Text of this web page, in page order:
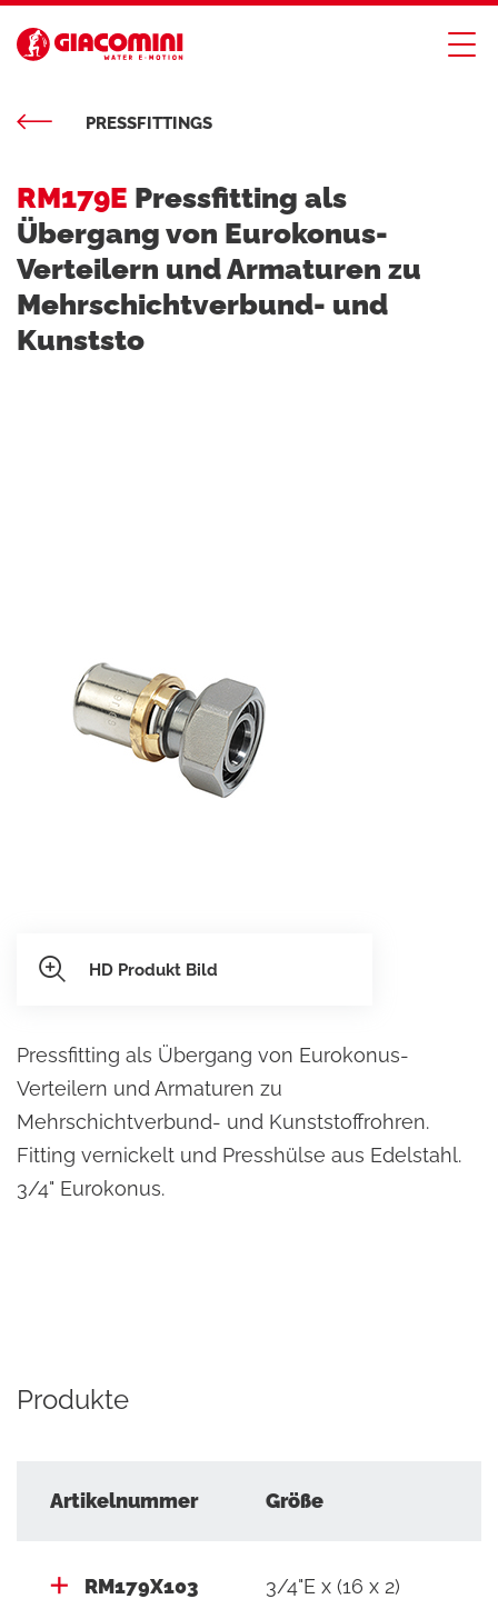
PRESSFITTINGS
RM179E Pressfitting als
Übergang von Eurokonus-
Verteilern und Armaturen zu
Mehrschichtverbund- und
Kunststo
HD Produkt Bild
Pressfitting als Übergang von Eurokonus-
Verteilern und Armaturen zu
Mehrschichtverbund- und Kunststoffrohren.
Fitting vernickelt und Presshülse aus Edelstahl.
3/4" Eurokonus.
Produkte
Artikelnummer Größe
RM179X103 3/4"E x (16 x 2)